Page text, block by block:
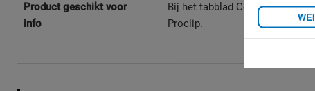
Product geschikt voor
info
Bij het tabblad Compatibility
Proclip.